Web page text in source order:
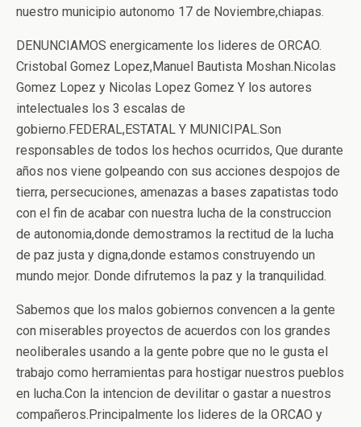
nuestro municipio autonomo 17 de Noviembre,chiapas.
DENUNCIAMOS energicamente los lideres de ORCAO.
Cristobal Gomez Lopez,Manuel Bautista Moshan.Nicolas
Gomez Lopez y Nicolas Lopez Gomez Y los autores
intelectuales los 3 escalas de
gobierno.FEDERAL,ESTATAL Y MUNICIPAL.Son
responsables de todos los hechos ocurridos, Que durante
años nos viene golpeando con sus acciones despojos de
tierra, persecuciones, amenazas a bases zapatistas todo
con el fin de acabar con nuestra lucha de la construccion
de autonomia,donde demostramos la rectitud de la lucha
de paz justa y digna,donde estamos construyendo un
mundo mejor. Donde difrutemos la paz y la tranquilidad.
Sabemos que los malos gobiernos convencen a la gente
con miserables proyectos de acuerdos con los grandes
neoliberales usando a la gente pobre que no le gusta el
trabajo como herramientas para hostigar nuestros pueblos
en lucha.Con la intencion de devilitar o gastar a nuestros
compañeros.Principalmente los lideres de la ORCAO y